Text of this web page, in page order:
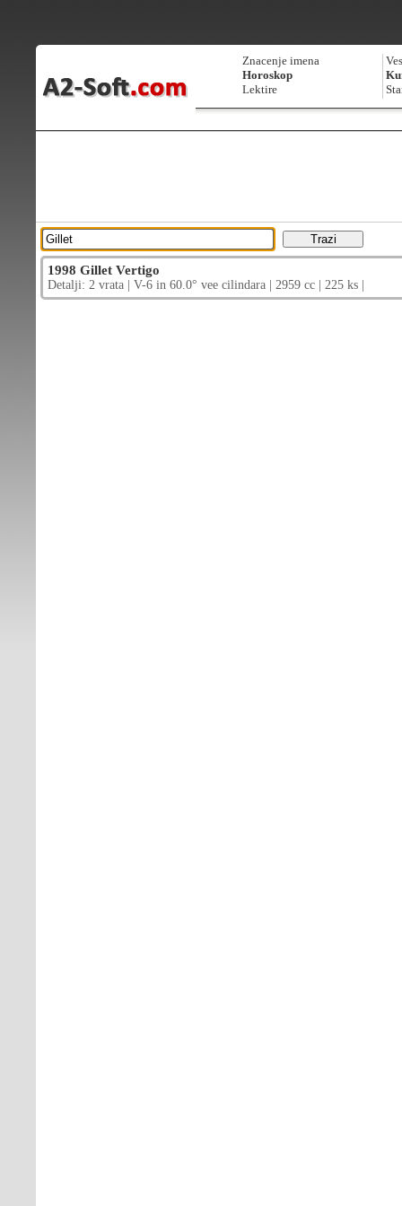
Znacenje imena
Horoskop
Lektire
1998 Gillet Vertigo
Detalji: 2 vrata | V-6 in 60.0° vee cilindara | 2959 cc | 225 ks |